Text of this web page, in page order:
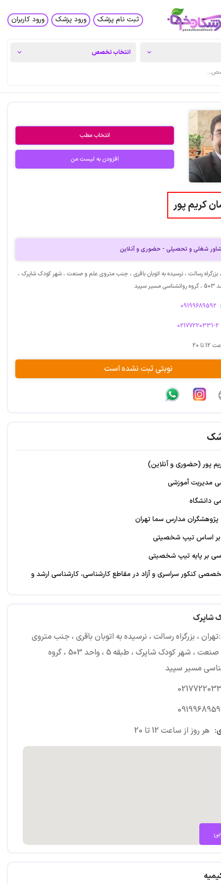
ثبت نام پزشک ورود پزشک ورود کاربران
انتخاب مطب
افزودن به لیست من
کریم پور
شغلی و تحصیلی - حضوری و آنلاین
بزرگراه رسالت ، نرسیده به اتوبان باقری ، جنب متروی علم و صنعت ، شهر کودک شاپرک ،
09199689592
02177220331-2
20
نوبتی ثبت نشده است
پور (حضوری و آنلاین)
مدیریت آموزشی
دانشگاه
مدارس سما تهران
بر اساس تیپ شخصیتی
بر پایه تیپ شخصیتی
کنکور سراسری و آزاد در مقاطع کارشناسی، کارشناسی ارشد و
پور یک نام و علامت تجاری ثبت شده است.
شاپرک
، بزرگراه رسالت ، نرسیده به اتوبان باقری ، جنب متروی
علم و صنعت ، شهر کودک شاپرک ، طبقه 5 ، واحد 503 ، گروه
مسیر سپید
هر روز از ساعت 12 تا 20